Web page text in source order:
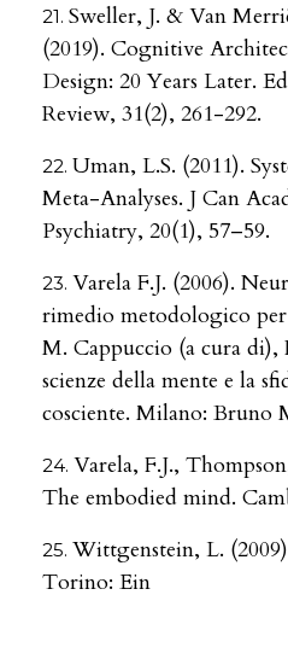
Sweller, J. & Van
(2019). Cognitive
Design: 20 Years Later.
Review, 31(2), 261-292.
Uman, L.S. (2011).
Meta-Analyses. J Can
Psychiatry, 20(1), 57–59.
Varela F.J. (2006).
rimedio metodologico
M. Cappuccio (a cura
scienze della mente e la
cosciente. Milano: Bruno
Varela, F.J.,
The embodied mind.
Wittgenstein, L.
Torino: Ein